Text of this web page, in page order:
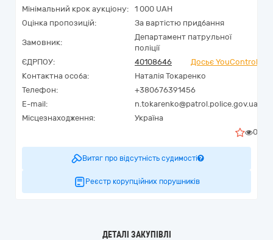
Мінімальний крок аукціону:
1 000 UAH
Оцінка пропозицій:
За вартістю придбання
Замовник:
Департамент патрульної
поліції
ЄДРПОУ:
40108646
Досьє YouControl
Контактна особа:
Наталія Токаренко
Телефон:
+380676391456
E-mail:
n.tokarenko@patrol.police.gov.ua
Місцезнаходження:
Україна
0
Витяг про відсутність судимості
Реєстр корупційних порушників
ДЕТАЛІ ЗАКУПІВЛІ